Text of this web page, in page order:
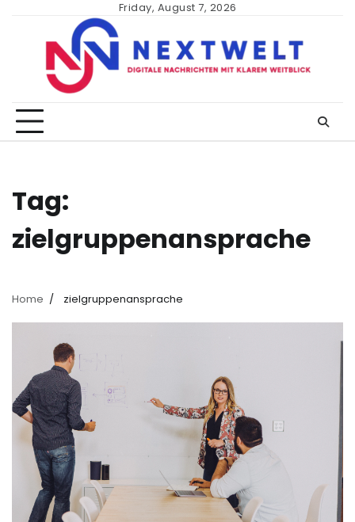
content
Friday, August 7, 2026
Tag:
zielgruppenansprache
Home zielgruppenansprache